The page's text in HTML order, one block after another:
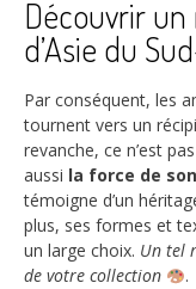
Découvrir
d’Asie du
Par conséquent, les
tournent vers un
revanche, ce n’est
aussi la force de
témoigne d’un
plus, ses formes et
un large choix. Un tel
de votre collection
.